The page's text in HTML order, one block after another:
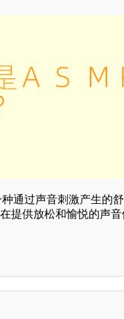
通过声音刺激产生的
提供放松和愉悦的声音